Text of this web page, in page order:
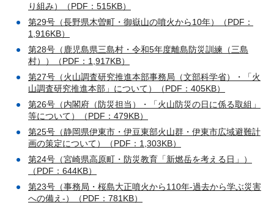
り組み）（PDF：515KB）
第29号（長野県木曽町・御嶽山の噴火から10年）（PDF：
1,916KB）
第28号（鹿児島県三島村・令和5年度離島防災訓練（三島
村））（PDF：1,917KB）
第27号（火山調査研究推進本部事務局（文部科学省）・「火
山調査研究推進本部」について）（PDF：405KB）
第26号（内閣府（防災担当）・「火山防災の日に係る取組」
等について）（PDF：479KB）
第25号（静岡県伊東市・伊豆東部火山群・伊東市広域避難計
画の策定について）（PDF：1,303KB）
第24号（宮崎県高原町・防災教育「新燃岳を考える日」）
（PDF：644KB）
第23号（事務局・桜島大正噴火から110年-過去から学ぶ災害
への備え-）（PDF：781KB）